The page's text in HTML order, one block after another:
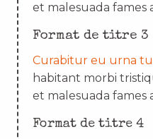
et malesuada fames
Format de titre 3
Curabitur eu urna
habitant morbi
et malesuada fames
Format de titre 4